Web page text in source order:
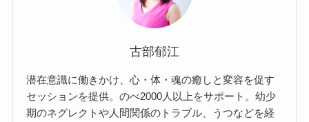
古部郁江
潜在意識に働きかけ、心・体・魂の癒しと変容を促す
セッションを提供。のべ2000人以上をサポート。幼少
期のネグレクトや人間関係のトラブル、うつなどを経